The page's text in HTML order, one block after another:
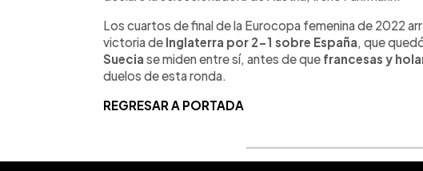
Los cuartos de final de la Eurocopa femenina de 2022
victoria de Inglaterra por 2-1 sobre España, que
Suecia se miden entre sí, antes de que francesas y
duelos de esta ronda.
REGRESAR A PORTADA